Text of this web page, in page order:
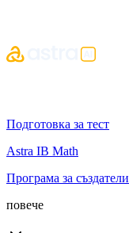
Подготовка за тест
Astra IB Math
Програма за създатели
повече